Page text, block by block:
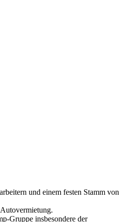
und einem festen Stamm von
Gruppe insbesondere der